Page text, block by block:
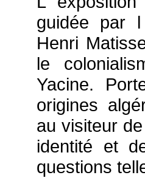
guidée par
Henri
le
Yacine.
origines
au visiteur
identité et
questions